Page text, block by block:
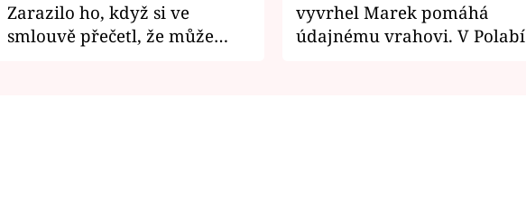
Zarazilo ho, když si ve
smlouvě přečetl, že může
vyvrhel Marek pomáhá
údajnému vrahovi. V Polabí